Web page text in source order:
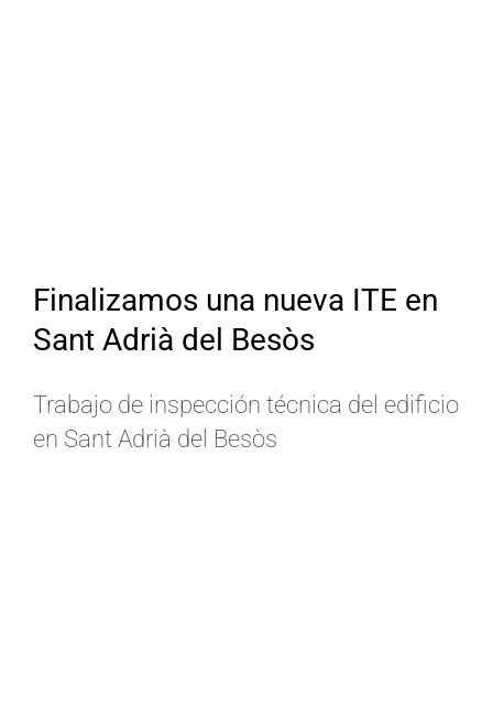
Finalizamos una nueva ITE en
Sant Adrià del Besòs
Trabajo de inspección técnica del edificio
en Sant Adrià del Besòs